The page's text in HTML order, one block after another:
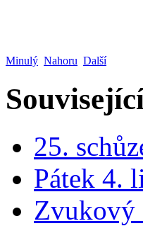
Minulý Nahoru Další
25.
Pátek 4.
Zvukový